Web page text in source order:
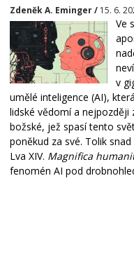
Zdeněk A. Eminger / 15. 6.
Ve
v
umělé inteligence (AI),
lidské vědomí a
božské, jež spasí tento
poněkud za své. Tolik
Lva XIV. Magnifica
fenomén AI pod